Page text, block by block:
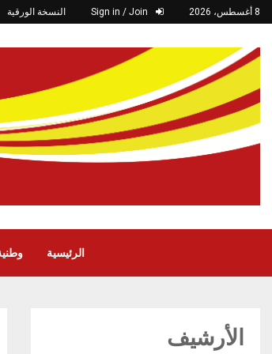
8 أغسطس، 2026 النسخة الورقية
الرئيسية
الأرشيف